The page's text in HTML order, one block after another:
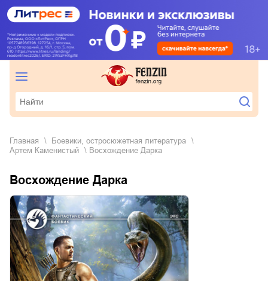
Главная
боевики, остросюжетная литература
Артем Каменистый
Восхождение Дарка
Восхождение Дарка